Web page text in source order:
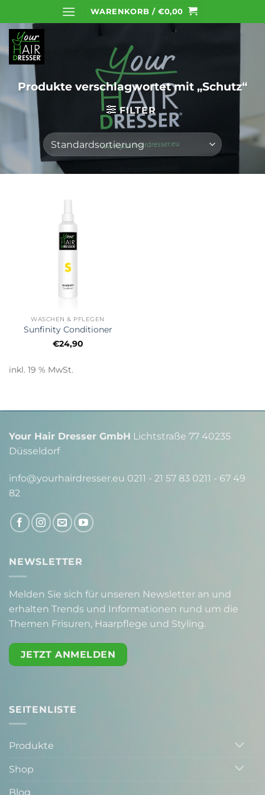
Inhalt
springen
WARENKORB / €0,00
Produkte verschlagwortet mit „Schutz“
FILTER
WASCHEN & PFLEGEN
Sunfinity Conditioner
€24,90
inkl. 19 % MwSt.
Your Hair Dresser GmbH Lichtstraße 77 40235
Düsseldorf
info@yourhairdresser.eu 0211 - 21 57 83 0211 - 67 49
82
NEWSLETTER
Melden Sie sich für unseren Newsletter an und
erhalten Trends und Informationen rund um die
Themen Frisuren, Haarpflege und Styling.
JETZT ANMELDEN
SEITENLISTE
Produkte
Shop
Blog